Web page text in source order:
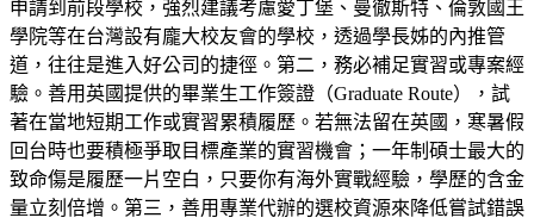
申請到前段學校，強烈建議考慮愛丁堡、曼徹斯特、倫敦國王
學院等在台灣設有龐大校友會的學校，透過學長姊的內推管
道，往往是進入好公司的捷徑。第二，務必補足實習或專案經
驗。善用英國提供的畢業生工作簽證（Graduate Route），試
著在當地短期工作或實習累積履歷。若無法留在英國，寒暑假
回台時也要積極爭取目標產業的實習機會；一年制碩士最大的
致命傷是履歷一片空白，只要你有海外實戰經驗，學歷的含金
量立刻倍增。第三，善用專業代辦的選校資源來降低嘗試錯誤